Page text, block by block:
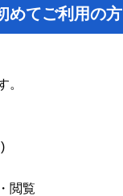
めてご利用の方
。
閲覧